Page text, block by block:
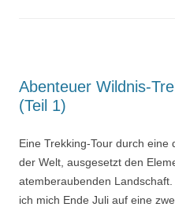
Abenteuer Wildnis-
(Teil 1)
Eine Trekking-Tour durch
der Welt, ausgesetzt den
atemberaubenden
ich mich Ende Juli auf eine